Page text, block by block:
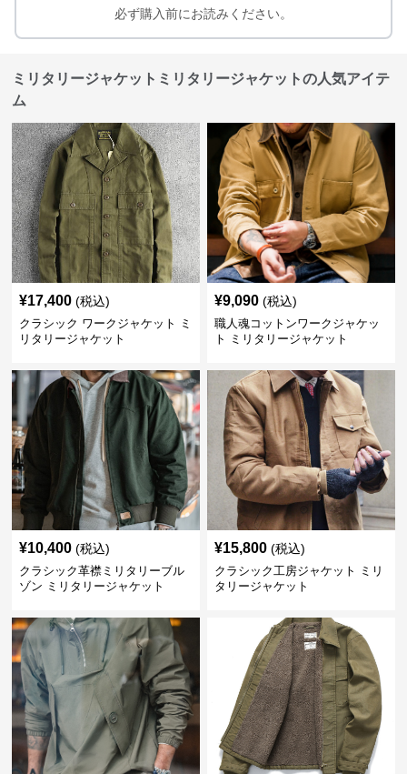
必ず購入前にお読みください。
ミリタリージャケットミリタリージャケットの人気アイテ
ム
¥17,400 (税込)
クラシック ワークジャケット ミ
リタリージャケット
¥9,090 (税込)
職人魂コットンワークジャケッ
ト ミリタリージャケット
¥10,400 (税込)
クラシック革襟ミリタリーブル
ゾン ミリタリージャケット
¥15,800 (税込)
クラシック工房ジャケット ミリ
タリージャケット